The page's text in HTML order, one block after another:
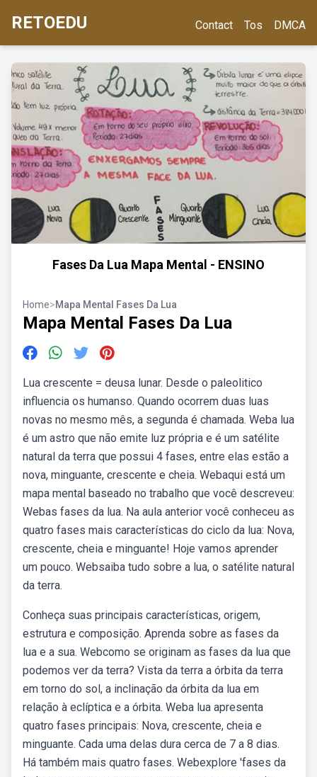
RETOEDU Contact Tos DMCA
Fases Da Lua Mapa Mental - ENSINO
Home>Mapa Mental Fases Da Lua
Mapa Mental Fases Da Lua
Lua crescente = deusa lunar. Desde o paleolitico
influencia os humanso. Quando ocorrem duas luas
novas no mesmo mês, a segunda é chamada. Weba lua
é um astro que não emite luz própria e é um satélite
natural da terra que possui 4 fases, entre elas estão a
nova, minguante, crescente e cheia. Webaqui está um
mapa mental baseado no trabalho que você descreveu:
Webas fases da lua. Na aula anterior você conheceu as
quatro fases mais características do ciclo da lua: Nova,
crescente, cheia e minguante! Hoje vamos aprender
um pouco. Websaiba tudo sobre a lua, o satélite natural
da terra.
Conheça suas principais características, origem,
estrutura e composição. Aprenda sobre as fases da
lua e a sua. Webcomo se originam as fases da lua que
podemos ver da terra? Vista da terra a órbita da terra
em torno do sol, a inclinação da órbita da lua em
relação à eclíptica e a órbita. Weba lua apresenta
quatro fases principais: Nova, crescente, cheia e
minguante. Cada uma delas dura cerca de 7 a 8 dias.
Há também mais quatro fases. Webexplore 'fases da